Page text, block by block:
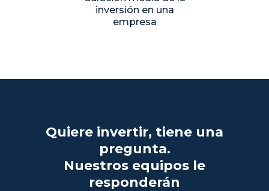
inversión en una
empresa
Quiere invertir, tiene una
pregunta.
Nuestros equipos le
responderán